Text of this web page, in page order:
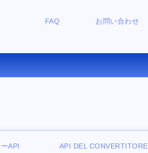
FAQ お問い合わせ
インで変換する
API API DEL CONVERTITORE